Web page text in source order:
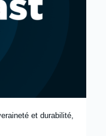
et durabilité,